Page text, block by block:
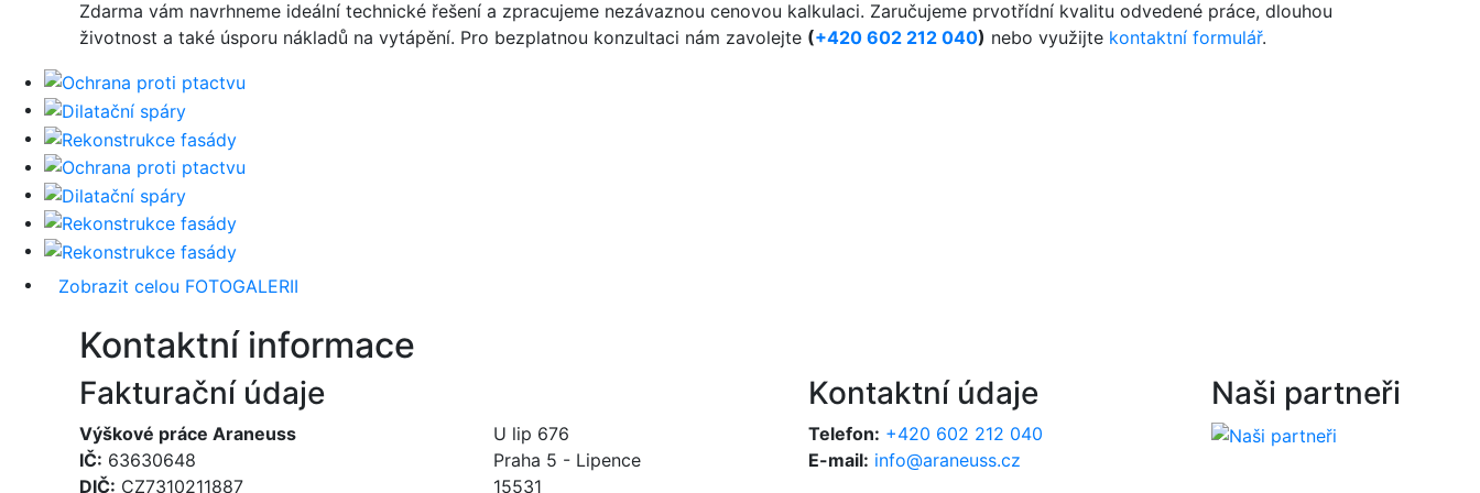
Zdarma vám navrhneme ideální technické řešení a zpracujeme nezávaznou cenovou kalkulaci. Zaručujeme prvotřídní kvalitu odvedené práce, dlouhou
životnost a také úsporu nákladů na vytápění. Pro bezplatnou konzultaci nám zavolejte (+420 602 212 040) nebo využijte kontaktní formulář.
Zobrazit celou FOTOGALERII
Kontaktní informace
Fakturační údaje
Výškové práce Araneuss
IČ: 63630648
DIČ: CZ7310211887
U lip 676
Praha 5 - Lipence
15531
Kontaktní údaje
Telefon: +420 602 212 040
E-mail: info@araneuss.cz
Naši partneři